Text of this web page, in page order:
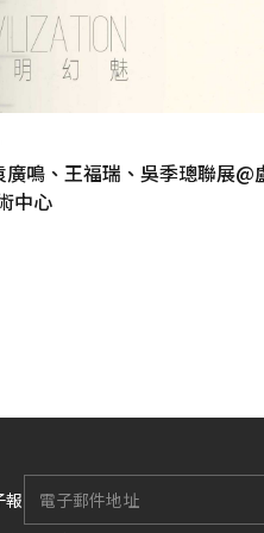
鳴、王福瑞、吳季璁聯展@
中心
報